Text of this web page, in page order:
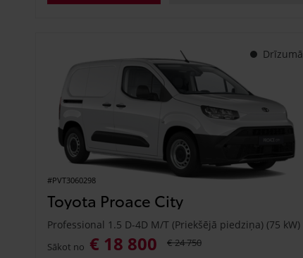
Drīzumā
#PVT3060298
Toyota Proace City
Professional 1.5 D-4D M/T (Priekšējā piedziņa) (75 kW)
Sākot no € 18 800 € 24 750